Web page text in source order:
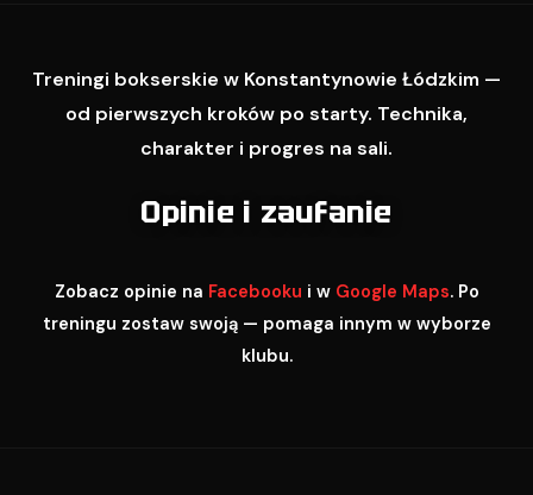
Treningi bokserskie w Konstantynowie Łódzkim —
od pierwszych kroków po starty. Technika,
charakter i progres na sali.
Opinie i zaufanie
Zobacz opinie na Facebooku i w Google Maps. Po
treningu zostaw swoją — pomaga innym w wyborze
klubu.